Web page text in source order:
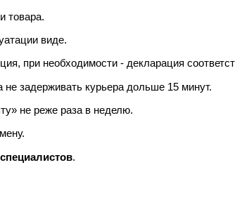
товара.
виде.
при необходимости - декларация
не задерживать курьера дольше 15 минут.
не реже раза в неделю.
специалистов.